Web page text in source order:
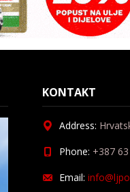
KONTAKT
Address:
Phone: +387
Email: